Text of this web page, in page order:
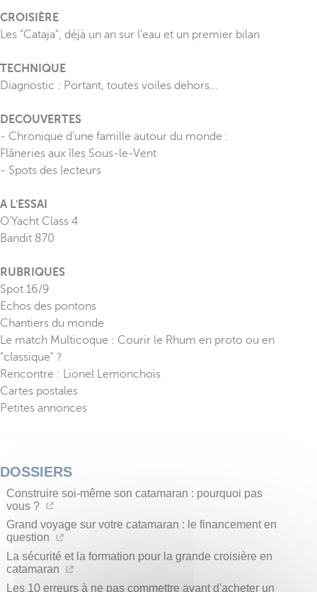
CROISIÈRE
Les "Cataja", déjà un an sur l'eau et un premier bilan
TECHNIQUE
Diagnostic : Portant, toutes voiles dehors...
DECOUVERTES
- Chronique d'une famille autour du monde :
Flâneries aux îles Sous-le-Vent
- Spots des lecteurs
A L'ESSAI
O'Yacht Class 4
Bandit 870
RUBRIQUES
Spot 16/9
Echos des pontons
Chantiers du monde
Le match Multicoque : Courir le Rhum en proto ou en
"classique" ?
Rencontre : Lionel Lemonchois
Cartes postales
Petites annonces
DOSSIERS
Construire soi-même son catamaran : pourquoi pas
vous ?
Grand voyage sur votre catamaran : le financement en
question
La sécurité et la formation pour la grande croisière en
catamaran
Les 10 erreurs à ne pas commettre avant d'acheter un